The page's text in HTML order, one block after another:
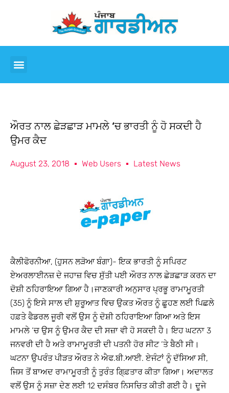
ਔਰਤ ਨਾਲ ਛੇੜਛਾੜ ਮਾਮਲੇ ‘ਚ ਭਾਰਤੀ ਨੂੰ ਹੋ ਸਕਦੀ ਹੈ
ਉਮਰ ਕੈਦ
August 23, 2018 Web Users Latest News
ਕੈਲੀਫੋਰਨੀਆ, (ਹੁਸਨ ਲੜੋਆ ਬੰਗਾ)- ਇਕ ਭਾਰਤੀ ਨੂੰ ਸਪਿਰਟ
ਏਅਰਲਾਈਨਜ਼ ਦੇ ਜਹਾਜ਼ ਵਿਚ ਸੁੱਤੀ ਪਈ ਔਰਤ ਨਾਲ ਛੇੜਛਾੜ ਕਰਨ ਦਾ
ਦੋਸ਼ੀ ਠਹਿਰਾਇਆ ਗਿਆ ਹੈ।ਜਾਣਕਾਰੀ ਅਨੁਸਾਰ ਪ੍ਰਭੂ ਰਾਮਾਮੂਰਤੀ
(35) ਨੂੰ ਇਸੇ ਸਾਲ ਦੀ ਸ਼ੁਰੂਆਤ ਵਿਚ ਉਕਤ ਔਰਤ ਨੂੰ ਛੂਹਣ ਲਈ ਪਿਛਲੇ
ਹਫ਼ਤੇ ਫੈਡਰਲ ਜੂਰੀ ਵਲੋਂ ਉਸ ਨੂੰ ਦੋਸ਼ੀ ਠਹਿਰਾਇਆ ਗਿਆ ਅਤੇ ਇਸ
ਮਾਮਲੇ ‘ਚ ਉਸ ਨੂੰ ਉਮਰ ਕੈਦ ਦੀ ਸਜ਼ਾ ਵੀ ਹੋ ਸਕਦੀ ਹੈ। ਇਹ ਘਟਨਾ 3
ਜਨਵਰੀ ਦੀ ਹੈ ਅਤੇ ਰਾਮਾਮੂਰਤੀ ਦੀ ਪਤਨੀ ਹੋਰ ਸੀਟ ‘ਤੇ ਬੈਠੀ ਸੀ।
ਘਟਨਾ ਉਪਰੰਤ ਪੀੜਤ ਔਰਤ ਨੇ ਐਫ.ਬੀ.ਆਈ. ਏਜੰਟਾਂ ਨੂੰ ਦੱਸਿਆ ਸੀ,
ਜਿਸ ਤੋਂ ਬਾਅਦ ਰਾਮਾਮੂਰਤੀ ਨੂੰ ਤੁਰੰਤ ਗਿ੍ਫ਼ਤਾਰ ਕੀਤਾ ਗਿਆ। ਅਦਾਲਤ
ਵਲੋਂ ਉਸ ਨੂੰ ਸਜ਼ਾ ਦੇਣ ਲਈ 12 ਦਸੰਬਰ ਨਿਸਚਿਤ ਕੀਤੀ ਗਈ ਹੈ। ਦੂਜੇ